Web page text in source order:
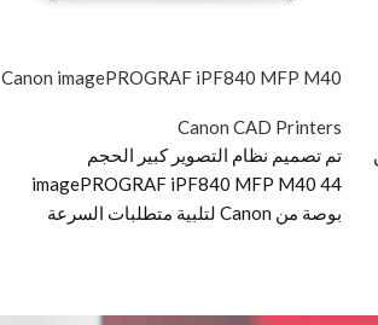
Canon imagePROGRAF iPF840 MFP M40
Canon CAD Printers
تم تصميم نظام التصوير كبير الحجم
imagePROGRAF iPF840 MFP M40 44
بوصة من Canon لتلبية متطلبات السرعة